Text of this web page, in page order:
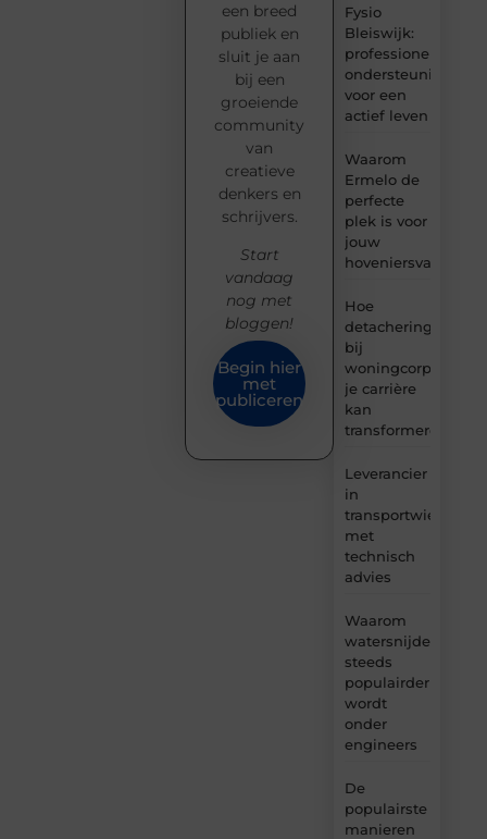
Fysio
Bleiswijk:
professionele
ondersteuning
voor een
actief leven
Waarom
Ermelo de
perfecte
plek is voor
jouw
Hoe
detachering
bij
woningcorporaties
je carrière
kan
transformeren
Leverancier
in
transportwielen
met
technisch
advies
Waarom
watersnijden
steeds
populairder
wordt
onder
engineers
De
populairste
manieren
een breed
publiek en
sluit je aan
bij een
groeiende
community
van
creatieve
denkers en
schrijvers.
Start
vandaag
nog met
bloggen!
Begin hier
met
publiceren